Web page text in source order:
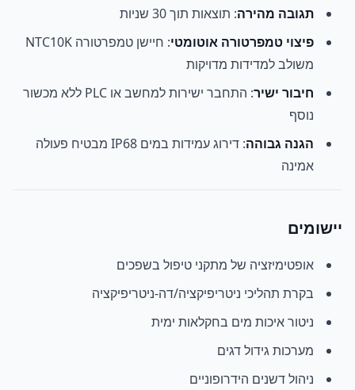
תגובה מהירה: תוצאות תוך 30 שניות
פיצוי טמפרטורה אוטומטי
: חיישן טמפרטורה NTC10K
משולב למדידות מדויקות
חיבור ישיר
: התחבר ישירות למחשב או PLC ללא מכשור
נוסף
הגנה גבוהה
: דירוג עמידות במים IP68 מבטיח פעולה
אמינה
יישומים
אופטימיזציה של מתקני טיפול בשפכים
בקרת תהליכי ניטריפיקציה/דה-ניטריפיקציה
ניטור איכות מים בחקלאות ימית
מערכות גידול דגים
ניהול דשנים הידרופוניים